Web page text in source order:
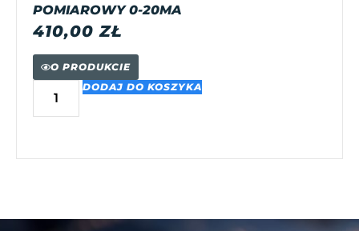
POMIAROWY 0-20MA
410,00ZŁ
O PRODUKCIE
DODAJ DO KOSZYKA